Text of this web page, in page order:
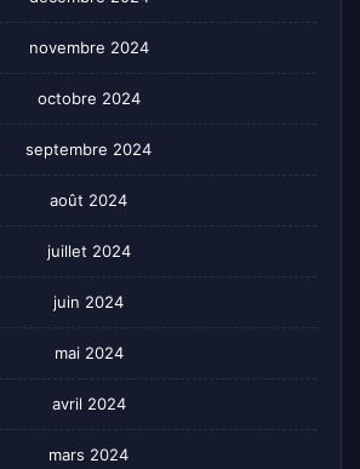
novembre 2024
octobre 2024
septembre 2024
août 2024
juillet 2024
juin 2024
mai 2024
avril 2024
mars 2024